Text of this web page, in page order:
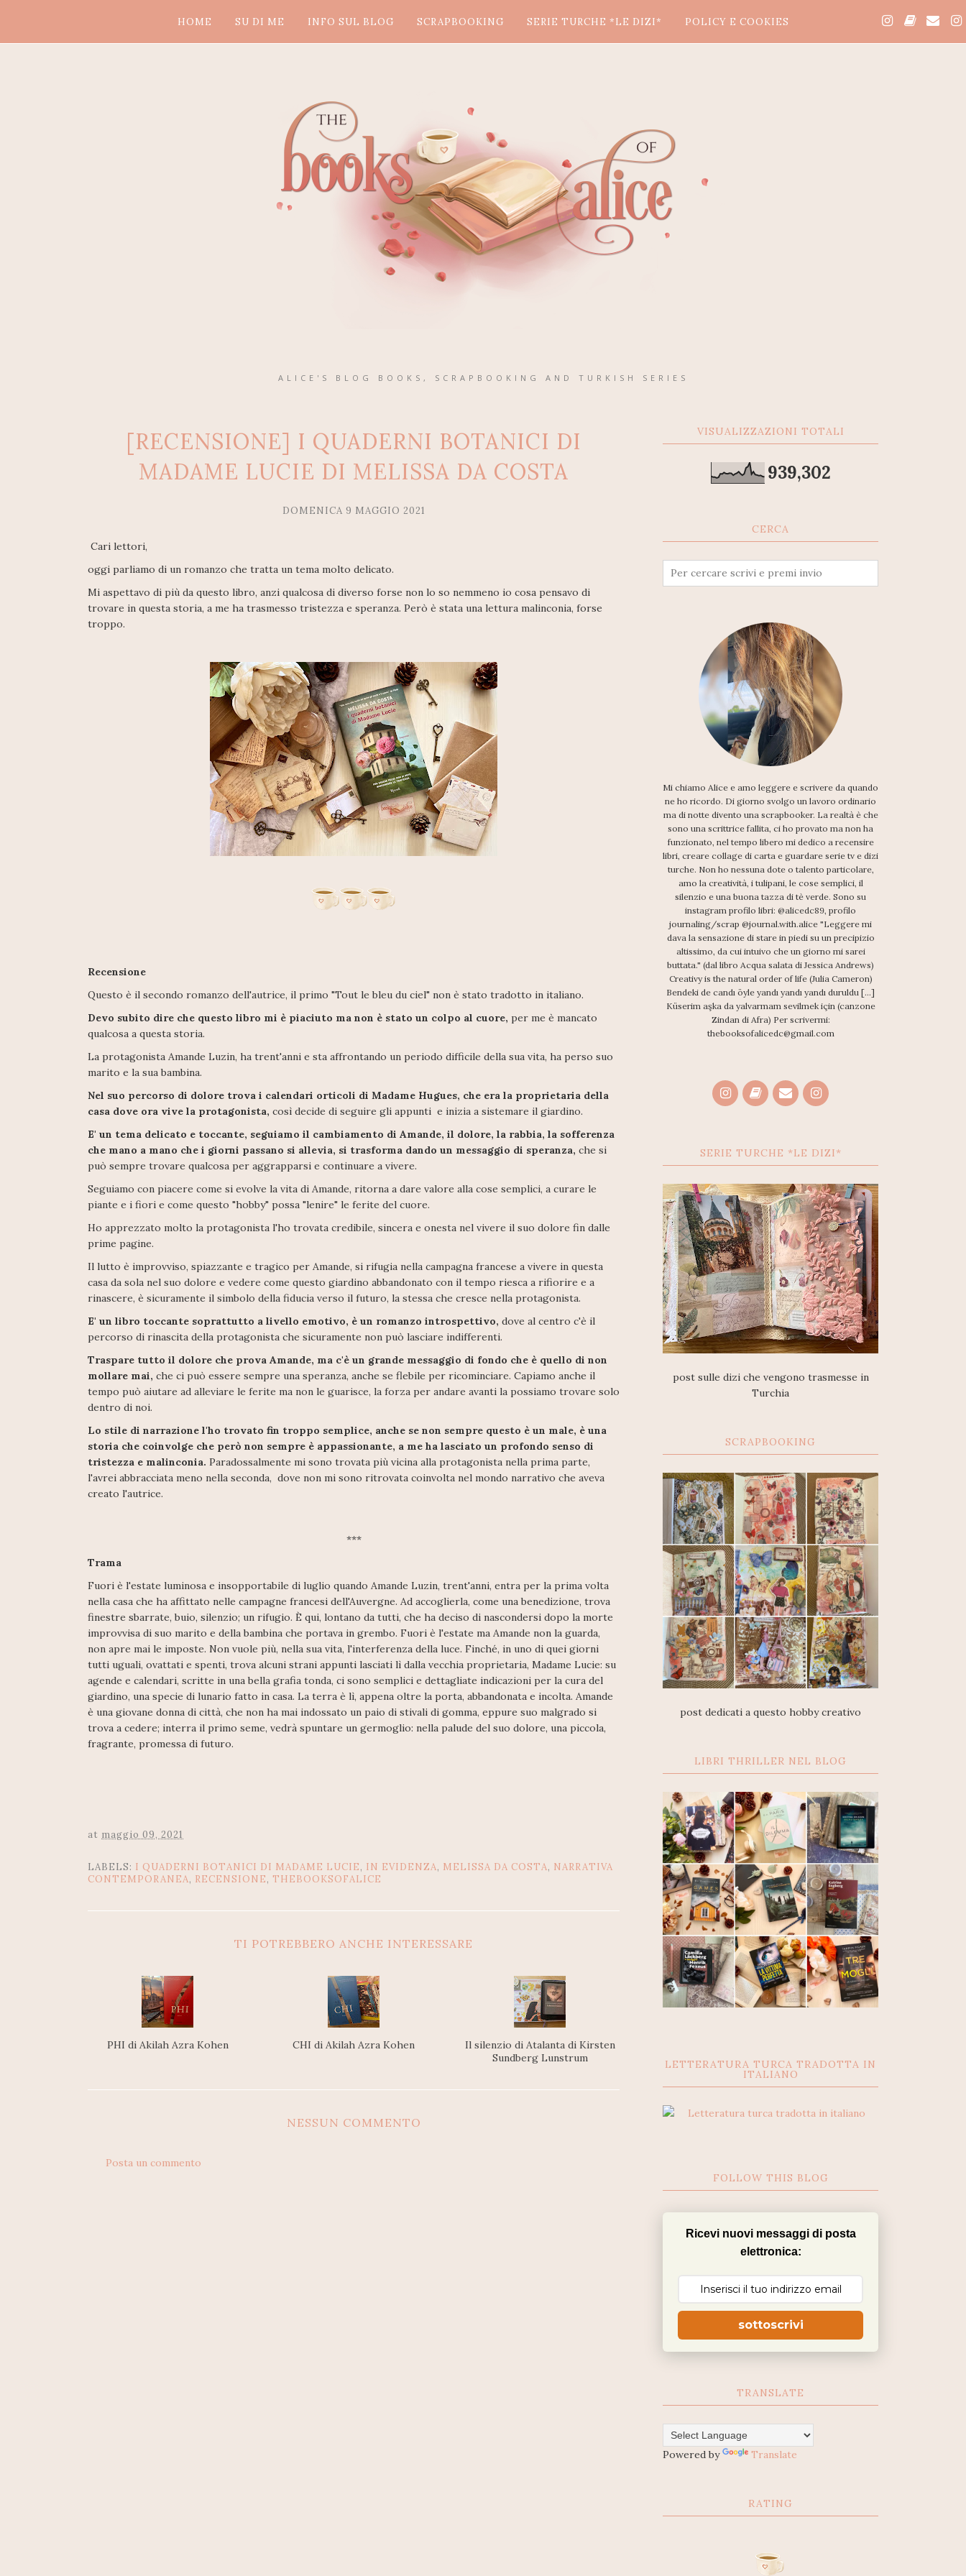
HOME SU DI ME INFO SUL BLOG SCRAPBOOKING SERIE TURCHE *LE DIZI* POLICY E COOKIES
ALICE'S BLOG BOOKS, SCRAPBOOKING AND TURKISH SERIES
[RECENSIONE] I QUADERNI BOTANICI DI
MADAME LUCIE DI MELISSA DA COSTA
DOMENICA 9 MAGGIO 2021
Cari lettori,
oggi parliamo di un romanzo che tratta un tema molto delicato.
Mi aspettavo di più da questo libro, anzi qualcosa di diverso forse non lo so nemmeno io cosa pensavo di
trovare in questa storia, a me ha trasmesso tristezza e speranza. Però è stata una lettura malinconia, forse
troppo.
Recensione
Questo è il secondo romanzo dell'autrice, il primo "Tout le bleu du ciel" non è stato tradotto in italiano.
Devo subito dire che questo libro mi è piaciuto ma non è stato un colpo al cuore, per me è mancato
qualcosa a questa storia.
La protagonista Amande Luzin, ha trent'anni e sta affrontando un periodo difficile della sua vita, ha perso suo
marito e la sua bambina.
Nel suo percorso di dolore trova i calendari orticoli di Madame Hugues, che era la proprietaria della
casa dove ora vive la protagonista, così decide di seguire gli appunti e inizia a sistemare il giardino.
E' un tema delicato e toccante, seguiamo il cambiamento di Amande, il dolore, la rabbia, la sofferenza
che mano a mano che i giorni passano si allevia, si trasforma dando un messaggio di speranza, che si
può sempre trovare qualcosa per aggrapparsi e continuare a vivere.
Seguiamo con piacere come si evolve la vita di Amande, ritorna a dare valore alla cose semplici, a curare le
piante e i fiori e come questo "hobby" possa "lenire" le ferite del cuore.
Ho apprezzato molto la protagonista l'ho trovata credibile, sincera e onesta nel vivere il suo dolore fin dalle
prime pagine.
Il lutto è improvviso, spiazzante e tragico per Amande, si rifugia nella campagna francese a vivere in questa
casa da sola nel suo dolore e vedere come questo giardino abbandonato con il tempo riesca a rifiorire e a
rinascere, è sicuramente il simbolo della fiducia verso il futuro, la stessa che cresce nella protagonista.
E' un libro toccante soprattutto a livello emotivo, è un romanzo introspettivo, dove al centro c'è il
percorso di rinascita della protagonista che sicuramente non può lasciare indifferenti.
Traspare tutto il dolore che prova Amande, ma c'è un grande messaggio di fondo che è quello di non
mollare mai, che ci può essere sempre una speranza, anche se flebile per ricominciare. Capiamo anche il
tempo può aiutare ad alleviare le ferite ma non le guarisce, la forza per andare avanti la possiamo trovare solo
dentro di noi.
Lo stile di narrazione l'ho trovato fin troppo semplice, anche se non sempre questo è un male, è una
storia che coinvolge che però non sempre è appassionante, a me ha lasciato un profondo senso di
tristezza e malinconia. Paradossalmente mi sono trovata più vicina alla protagonista nella prima parte,
l'avrei abbracciata meno nella seconda, dove non mi sono ritrovata coinvolta nel mondo narrativo che aveva
creato l'autrice.
***
Trama
Fuori è l'estate luminosa e insopportabile di luglio quando Amande Luzin, trent'anni, entra per la prima volta
nella casa che ha affittato nelle campagne francesi dell'Auvergne. Ad accoglierla, come una benedizione, trova
finestre sbarrate, buio, silenzio; un rifugio. È qui, lontano da tutti, che ha deciso di nascondersi dopo la morte
improvvisa di suo marito e della bambina che portava in grembo. Fuori è l'estate ma Amande non la guarda,
non apre mai le imposte. Non vuole più, nella sua vita, l'interferenza della luce. Finché, in uno di quei giorni
tutti uguali, ovattati e spenti, trova alcuni strani appunti lasciati lì dalla vecchia proprietaria, Madame Lucie: su
agende e calendari, scritte in una bella grafia tonda, ci sono semplici e dettagliate indicazioni per la cura del
giardino, una specie di lunario fatto in casa. La terra è lì, appena oltre la porta, abbandonata e incolta. Amande
è una giovane donna di città, che non ha mai indossato un paio di stivali di gomma, eppure suo malgrado si
trova a cedere; interra il primo seme, vedrà spuntare un germoglio: nella palude del suo dolore, una piccola,
fragrante, promessa di futuro.
at maggio 09, 2021
LABELS: I QUADERNI BOTANICI DI MADAME LUCIE, IN EVIDENZA, MELISSA DA COSTA, NARRATIVA
CONTEMPORANEA, RECENSIONE, THEBOOKSOFALICE
TI POTREBBERO ANCHE INTERESSARE
PHI di Akilah Azra Kohen CHI di Akilah Azra Kohen
Il silenzio di Atalanta di Kirsten
Sundberg Lunstrum
NESSUN COMMENTO
Posta un commento
VISUALIZZAZIONI TOTALI
939,302
CERCA
Mi chiamo Alice e amo leggere e scrivere da quando
ne ho ricordo. Di giorno svolgo un lavoro ordinario
ma di notte divento una scrapbooker. La realtà è che
sono una scrittrice fallita, ci ho provato ma non ha
funzionato, nel tempo libero mi dedico a recensire
libri, creare collage di carta e guardare serie tv e dizi
turche. Non ho nessuna dote o talento particolare,
amo la creatività, i tulipani, le cose semplici, il
silenzio e una buona tazza di tè verde. Sono su
instagram profilo libri: @alicedc89, profilo
journaling/scrap @journal.with.alice "Leggere mi
dava la sensazione di stare in piedi su un precipizio
altissimo, da cui intuivo che un giorno mi sarei
buttata." (dal libro Acqua salata di Jessica Andrews)
Creativy is the natural order of life (Julia Cameron)
Bendeki de candı öyle yandı yandı yandı duruldu [...]
Küserim aşka da yalvarmam sevilmek için (canzone
Zindan di Afra) Per scrivermi:
thebooksofalicedc@gmail.com
SERIE TURCHE *LE DIZI*
post sulle dizi che vengono trasmesse in
Turchia
SCRAPBOOKING
post dedicati a questo hobby creativo
LIBRI THRILLER NEL BLOG
LETTERATURA TURCA TRADOTTA IN
ITALIANO
FOLLOW THIS BLOG
Ricevi nuovi messaggi di posta
elettronica:
sottoscrivi
TRANSLATE
Powered by Translate
RATING